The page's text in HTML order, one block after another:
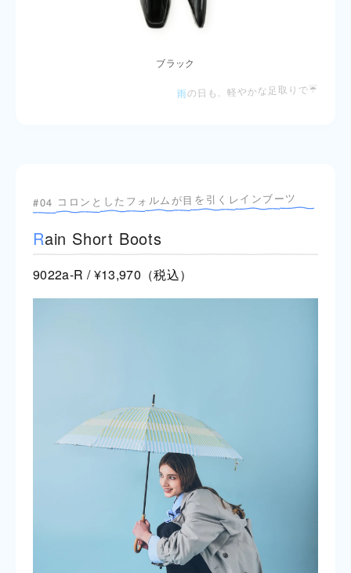
ブラック
雨の日も、軽やかな足取りで☔
#04 コロンとしたフォルムが目を引くレインブーツ
Rain Short Boots
9022a-R / ¥13,970（税込）